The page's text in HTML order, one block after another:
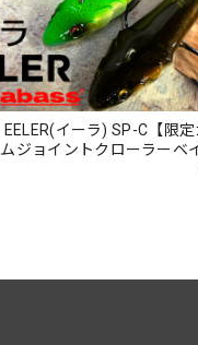
EELER(イーラ) SP-C【限定
ジョイントクローラーベ